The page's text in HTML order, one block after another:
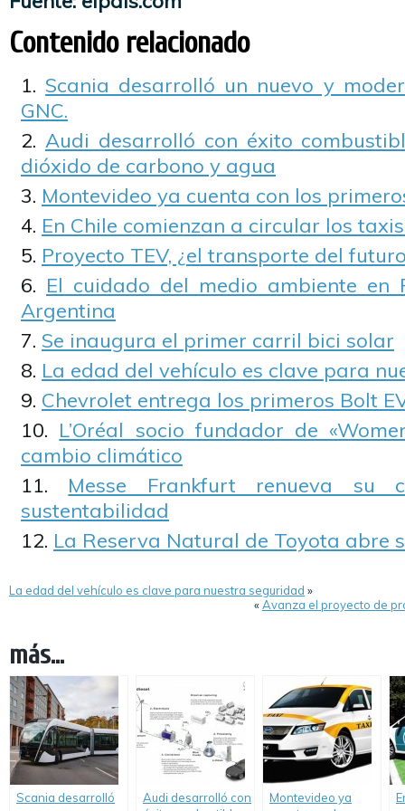
Contenido relacionado
Scania desarrolló un nuevo y
GNC.
Audi desarrolló con éxito
dióxido de carbono y agua
Montevideo ya cuenta con los
En Chile comienzan a circular los
Proyecto TEV, ¿el transporte del
El cuidado del medio ambiente en
Argentina
Se inaugura el primer carril bici solar
La edad del vehículo es clave para
Chevrolet entrega los primeros Bolt
L’Oréal socio fundador de
cambio climático
Messe Frankfurt renueva su
sustentabilidad
La Reserva Natural de Toyota abre
La edad del vehículo es clave para nuestra seguridad »
«Avanza el proyecto de
más...
Scania desarrolló
Audi desarrolló con
Montevideo ya